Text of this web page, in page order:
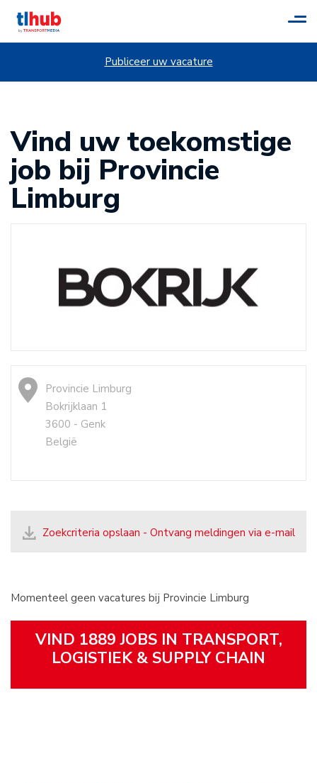
Publiceer uw vacature
Vind uw toekomstige
job bij Provincie
Limburg
Provincie Limburg
Bokrijklaan 1
3600 - Genk
België
Zoekcriteria opslaan - Ontvang meldingen via e-mail
Momenteel geen vacatures bij Provincie Limburg
VIND 1889 JOBS IN TRANSPORT,
LOGISTIEK & SUPPLY CHAIN